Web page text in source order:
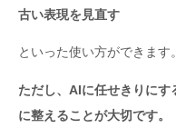
古い表現を見直す
といった使い方ができます。
ただし、AIに任せきりに
に整えることが大切です。